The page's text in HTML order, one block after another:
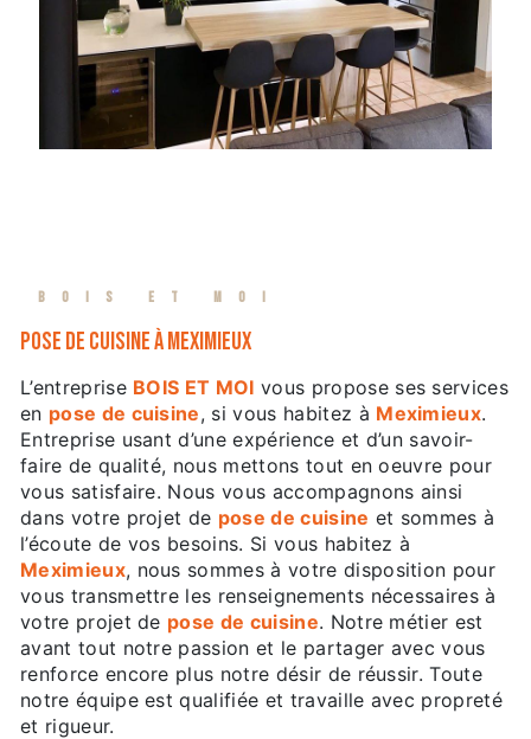
BOIS ET MOI
pose de cuisine à Meximieux
L’entreprise BOIS ET MOI vous propose ses services
en pose de cuisine, si vous habitez à Meximieux.
Entreprise usant d’une expérience et d’un savoir-
faire de qualité, nous mettons tout en oeuvre pour
vous satisfaire. Nous vous accompagnons ainsi
dans votre projet de pose de cuisine et sommes à
l’écoute de vos besoins. Si vous habitez à
Meximieux, nous sommes à votre disposition pour
vous transmettre les renseignements nécessaires à
votre projet de pose de cuisine. Notre métier est
avant tout notre passion et le partager avec vous
renforce encore plus notre désir de réussir. Toute
notre équipe est qualifiée et travaille avec propreté
et rigueur.